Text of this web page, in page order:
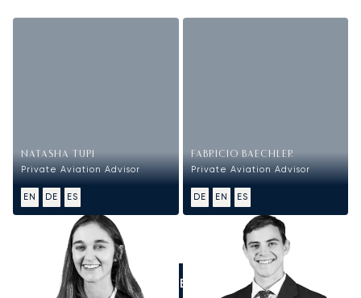
NATASHA TUPI
Private Aviation Advisor
EN DE ES
FABRICIO BAECHLER
Private Aviation Advisor
DE EN ES
RUFEN SIE UNS AN